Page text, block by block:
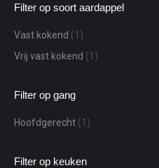
Filter op soort aardappel
Vast kokend (1)
Vrij vast kokend (1)
Filter op gang
Hoofdgerecht (1)
Filter op keuken